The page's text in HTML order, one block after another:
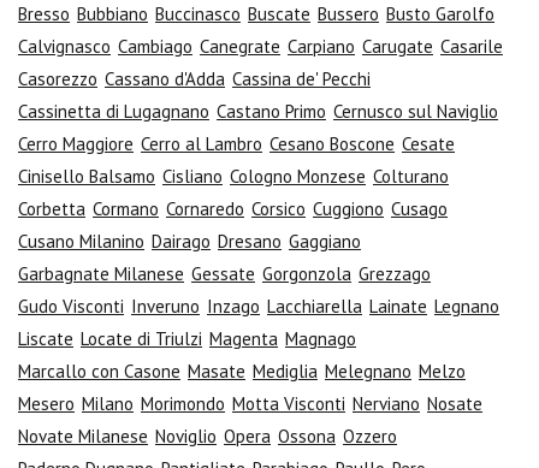
Bresso Bubbiano Buccinasco Buscate Bussero Busto Garolfo
Calvignasco Cambiago Canegrate Carpiano Carugate Casarile
Casorezzo Cassano d'Adda Cassina de' Pecchi
Cassinetta di Lugagnano Castano Primo Cernusco sul Naviglio
Cerro Maggiore Cerro al Lambro Cesano Boscone Cesate
Cinisello Balsamo Cisliano Cologno Monzese Colturano
Corbetta Cormano Cornaredo Corsico Cuggiono Cusago
Cusano Milanino Dairago Dresano Gaggiano
Garbagnate Milanese Gessate Gorgonzola Grezzago
Gudo Visconti Inveruno Inzago Lacchiarella Lainate Legnano
Liscate Locate di Triulzi Magenta Magnago
Marcallo con Casone Masate Mediglia Melegnano Melzo
Mesero Milano Morimondo Motta Visconti Nerviano Nosate
Novate Milanese Noviglio Opera Ossona Ozzero